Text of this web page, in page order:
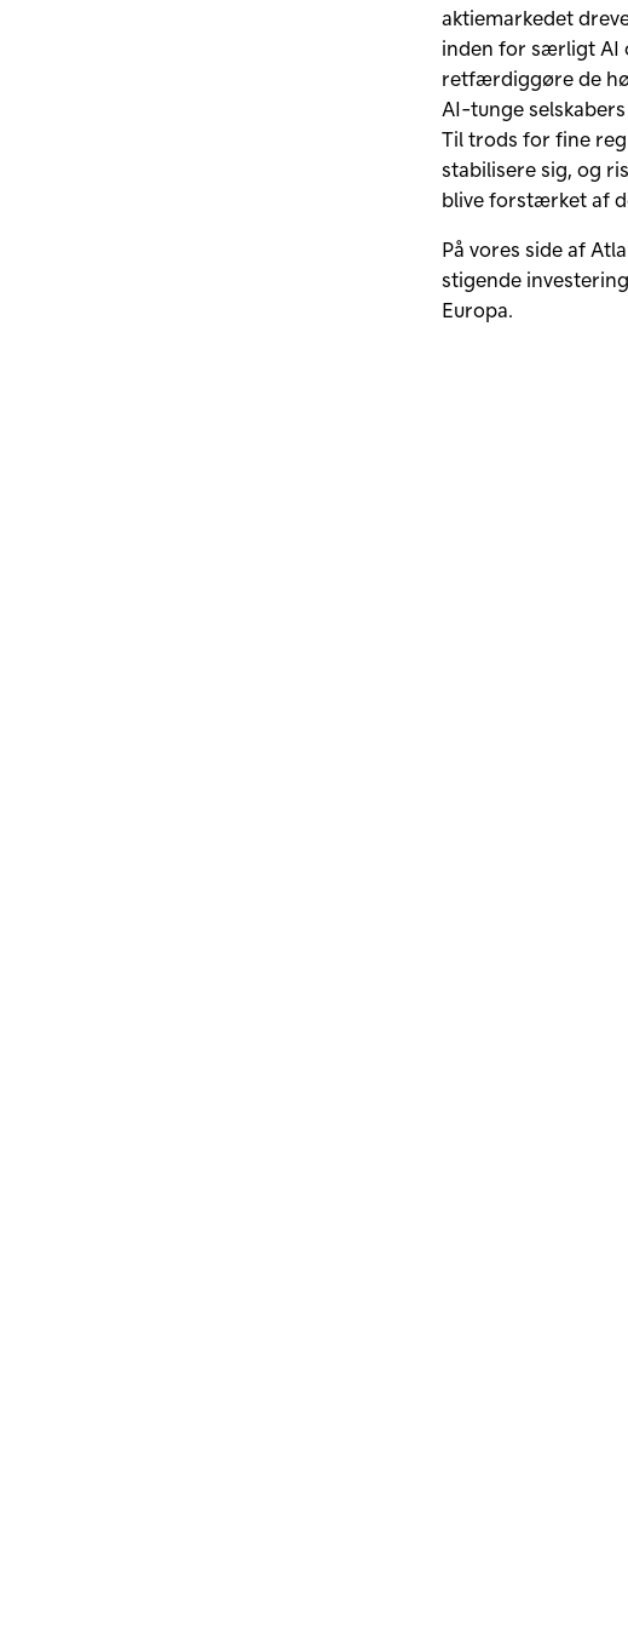
aktiemarkedet
inden for særligt AI
retfærdiggøre de
AI-tunge
Til trods for fine
stabilisere sig, og
blive forstærket af
På vores side af
stigende
Europa.